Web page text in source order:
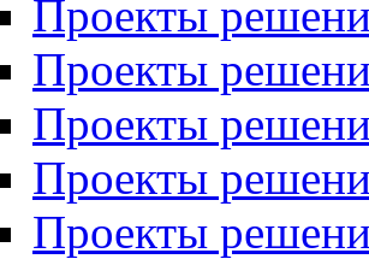
Проекты
Проекты
Проекты
Проекты
Проекты